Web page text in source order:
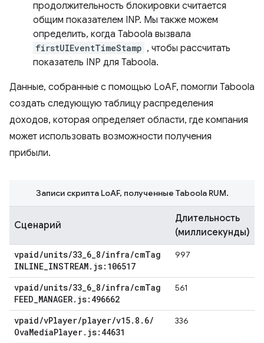
продолжительность блокировки считается
общим показателем INP. Мы также можем
определить, когда Taboola вызвала
firstUIEventTimeStamp , чтобы рассчитать
показатель INP для Taboola.
Данные, собранные с помощью LoAF, помогли Taboola
создать следующую таблицу распределения
доходов, которая определяет области, где компания
может использовать возможности получения
прибыли.
Сценарий
Длительность
(миллисекунды)
vpaid/units/33 6 8/infra/cmTag
INLINE INSTREAM. js:106517
997
vpaid/units/33 6 8/infra/cmTag
FEED MANAGER. js:496662
561
vpaid/vPlayer/player/v15. 8 . 6/
OvaMediaPlayer. js:44631
336
Записи скрипта LoAF, полученные Taboola RUM.